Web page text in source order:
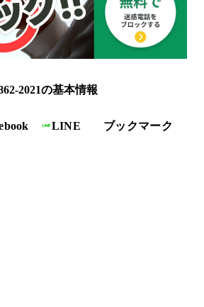
2021の基本情報
LINE
ブックマーク